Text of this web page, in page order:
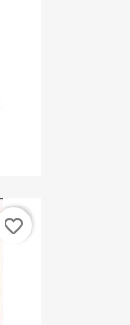
favorite_border